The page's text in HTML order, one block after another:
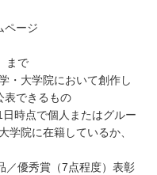
ページ
まで
・大学院において創作し
表できるもの
時点で個人またはグルー
学院に在籍しているか、
／優秀賞（7点程度）表彰